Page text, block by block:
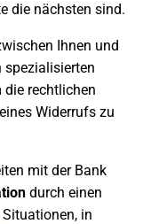
die nächsten sind.
Ihnen und
spezialisierten
die rechtlichen
Widerrufs zu
mit der Bank
durch einen
in